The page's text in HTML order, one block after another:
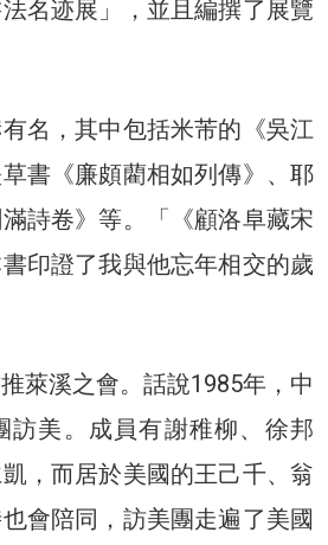
法名迹展」，並且編撰了展覽
名，其中包括米芾的《吳江
書《廉頗藺相如列傳》、耶
詩卷》等。「《顧洛阜藏宋
印證了我與他忘年相交的歲
萊溪之會。話說1985年，中
訪美。成員有謝稚柳、徐邦
，而居於美國的王己千、翁
會陪同，訪美團走遍了美國